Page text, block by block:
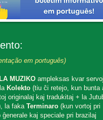
em português)
MUZIKO ampleksas kvar
Kolekto (tiu ĉi retejo, kun bunta
originalaj kaj tradukitaj + la
la fakaTerminaro (kun vortoj pri
ĝenerale kaj speciale pri brazilaj